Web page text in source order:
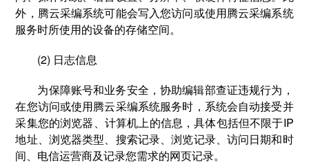
外，腾云采编系统可能会写入您访问或使用腾云采编系统
服务时所使用的设备的存储空间。
(2) 日志信息
为保障账号和业务安全，协助编辑部查证违规行为，
在您访问或使用腾云采编系统服务时，系统会自动接受并
采集您的浏览器、计算机上的信息，具体包括但不限于IP
地址、浏览器类型、搜索记录、浏览记录、访问日期和时
间、电信运营商及记录您需求的网页记录。